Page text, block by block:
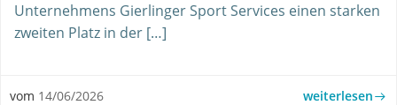
Unternehmens Gierlinger Sport Services einen starken
zweiten Platz in der […]
vom 14/06/2026 weiterlesen